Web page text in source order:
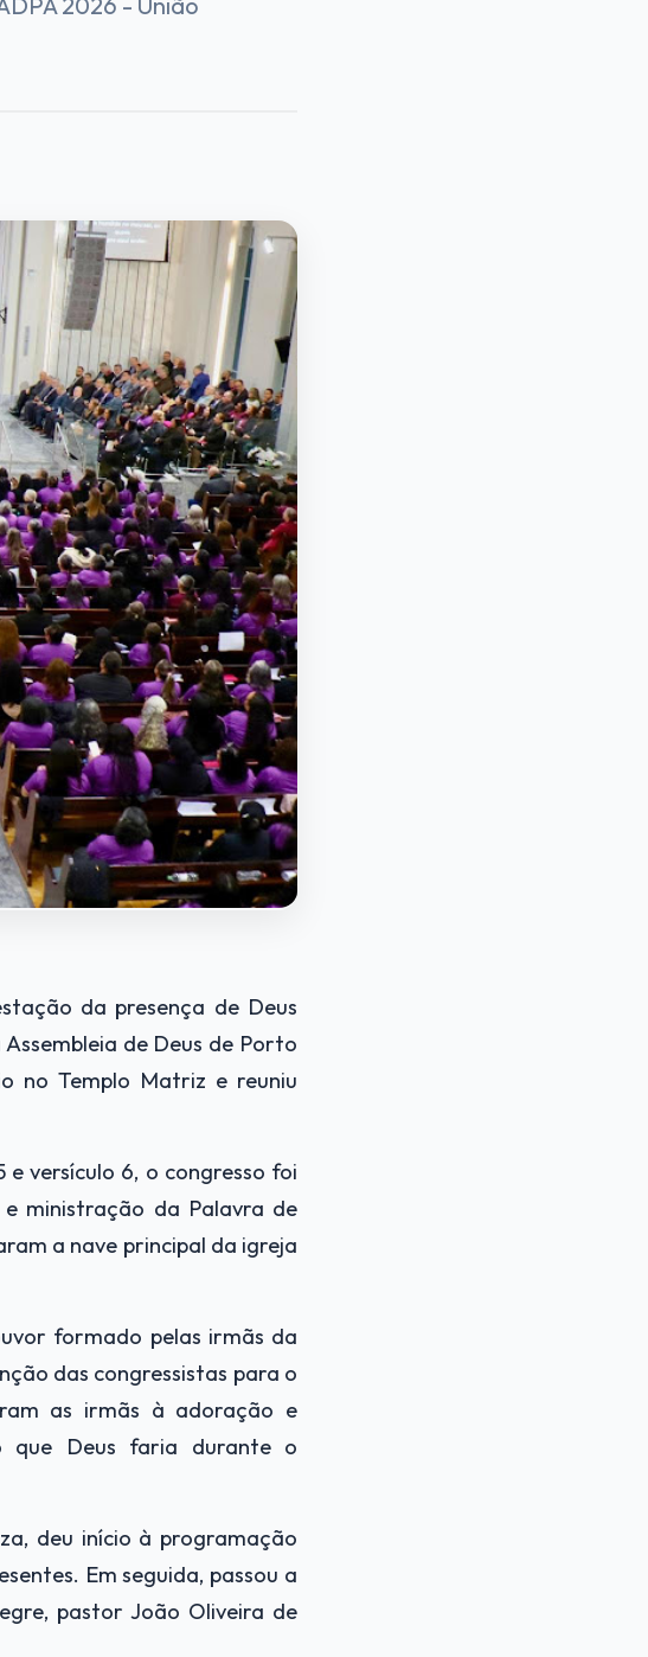
da presença de Deus
de Deus de Porto
no Templo Matriz e reuniu
versículo 6, o congresso foi
ministração da Palavra de
a nave principal da igreja
formado pelas irmãs da
das congressistas para o
as irmãs à adoração e
que Deus faria durante o
deu início à programação
Em seguida, passou a
pastor João Oliveira de